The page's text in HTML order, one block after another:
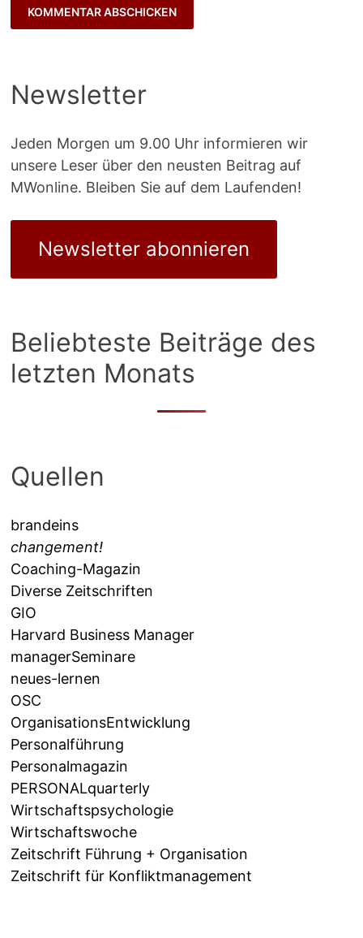
Newsletter
Jeden Morgen um 9.00 Uhr informieren wir
unsere Leser über den neusten Beitrag auf
MWonline. Bleiben Sie auf dem Laufenden!
Newsletter abonnieren
Beliebteste Beiträge des
letzten Monats
Quellen
brandeins
changement!
Coaching-Magazin
Diverse Zeitschriften
GIO
Harvard Business Manager
managerSeminare
neues-lernen
OSC
OrganisationsEntwicklung
Personalführung
Personalmagazin
PERSONALquarterly
Wirtschaftspsychologie
Wirtschaftswoche
Zeitschrift Führung + Organisation
Zeitschrift für Konfliktmanagement